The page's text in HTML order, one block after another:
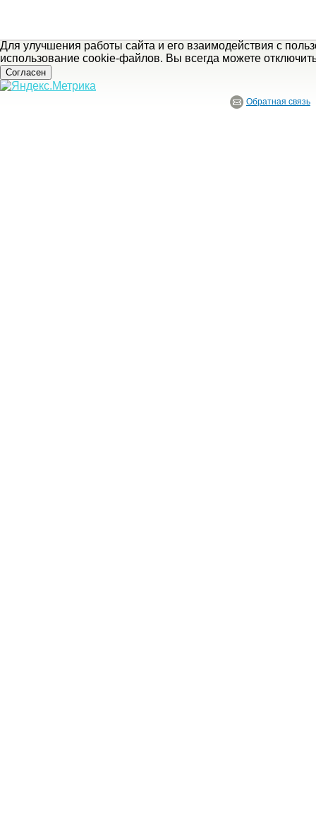
Для улучшения работы сайта и его взаимодействия с
использование cookie-файлов. Вы всегда можете
Согласен
Обратная связь